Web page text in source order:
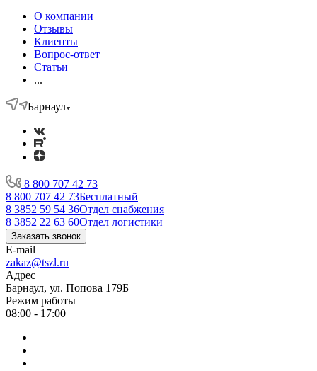
О компании
Отзывы
Клиенты
Вопрос-ответ
Статьи
...
Барнаул
8 800 707 42 73
8 800 707 42 73Бесплатный
8 3852 59 54 36Отдел снабжения
8 3852 22 63 60Отдел логистики
Заказать звонок
E-mail
zakaz@tszl.ru
Адрес
Барнаул, ул. Попова 179Б
Режим работы
08:00 - 17:00